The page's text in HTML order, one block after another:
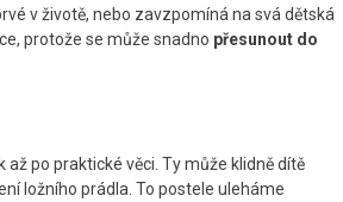
v životě, nebo zavzpomíná na svá dětská
protože se může snadno přesunout do
po praktické věci. Ty může klidně dítě
ložního prádla. To postele uleháme